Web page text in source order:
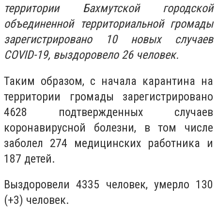
территории Бахмутской городской
объединенной территориальной громады
зарегистрировано 10 новых случаев
COVID-19, выздоровело 26 человек.
Таким образом, с начала карантина на
территории громады зарегистрировано
4628 подтвержденных случаев
коронавирусной болезни, в том числе
заболел 274 медицинских работника и
187 детей.
Выздоровели 4335 человек, умерло 130
(+3) человек.